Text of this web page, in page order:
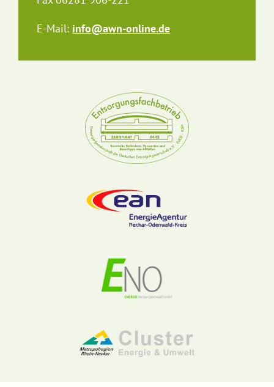
E-Mail: info@awn-online.de